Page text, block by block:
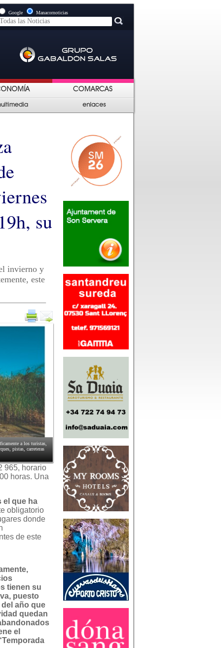
Google Manacornoticias
su
invierno y
este
a los turistas,
pistas, carreteras
965, horario
horas. Una
el que ha
obligatorio
donde
de este
tienen su
puesto
año que
quedan
el